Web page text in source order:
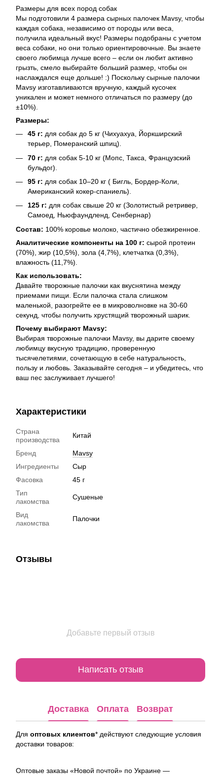
Размеры для всех пород собак
Мы подготовили 4 размера сырных палочек Mavsy, чтобы
каждая собака, независимо от породы или веса,
получила идеальный вкус! Размеры подобраны с учетом
веса собаки, но они только ориентировочные. Вы знаете
своего любимца лучше всего – если он любит активно
грызть, смело выбирайте больший размер, чтобы он
наслаждался еще дольше! :) Поскольку сырные палочки
Mavsy изготавливаются вручную, каждый кусочек
уникален и может немного отличаться по размеру (до
±10%).
Размеры:
45 г: для собак до 5 кг (Чихуахуа, Йоркширский
терьер, Померанский шпиц).
70 г: для собак 5-10 кг (Мопс, Такса, Французский
бульдог).
95 г: для собак 10–20 кг ( Бигль, Бордер-Коли,
Американский кокер-спаниель).
125 г: для собак свыше 20 кг (Золотистый ретривер,
Самоед, Ньюфаундленд, Сенбернар)
Состав: 100% коровье молоко, частично обезжиренное.
Аналитические компоненты на 100 г: сырой протеин
(70%), жир (10,5%), зола (4,7%), клетчатка (0,3%),
влажность (11,7%).
Как использовать:
Давайте творожные палочки как вкуснятина между
приемами пищи. Если палочка стала слишком
маленькой, разогрейте ее в микроволновке на 30-60
секунд, чтобы получить хрустящий творожный шарик.
Почему выбирают Mavsy:
Выбирая творожные палочки Mavsy, вы дарите своему
любимцу вкусную традицию, проверенную
тысячелетиями, сочетающую в себе натуральность,
пользу и любовь. Заказывайте сегодня – и убедитесь, что
ваш пес заслуживает лучшего!
Характеристики
Страна
производства
Китай
Бренд
Mavsy
Ингредиенты
Сыр
Фасовка
45 г
Тип
лакомства
Сушеные
Вид
лакомства
Палочки
Отзывы
Добавьте первый отзыв
Написать отзыв
Доставка Оплата Возврат
Для оптовых клиентов* действуют следующие условия
доставки товаров:
Оптовые заказы «Новой почтой» по Украине —